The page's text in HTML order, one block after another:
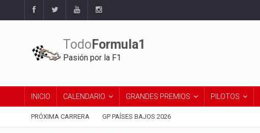
Todo Formula1
Pasión por la F1
INICIO CALENDARIO GRANDES PREMIOS PILOTOS
PRÓXIMA CARRERA GP PAÍSES BAJOS 2026